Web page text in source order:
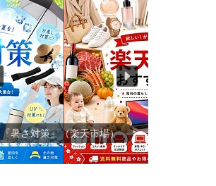
天市場』売れ筋ランキング